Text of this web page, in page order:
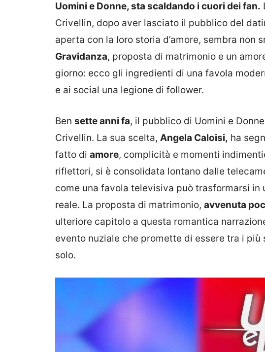
Uomini e Donne, sta scaldando i cuori dei fan.
Crivellin, dopo aver lasciato il pubblico del
aperta con la loro storia d’amore, sembra non
Gravidanza, proposta di matrimonio e un
giorno: ecco gli ingredienti di una favola
e ai social una legione di follower.
Ben sette anni fa, il pubblico di Uomini e
Crivellin. La sua scelta, Angela Caloisi, ha
fatto di amore, complicità e momenti
riflettori, si è consolidata lontano dalle
come una favola televisiva può trasformarsi in
reale. La proposta di matrimonio, avvenuta
ulteriore capitolo a questa romantica
evento nuziale che promette di essere tra i
solo.